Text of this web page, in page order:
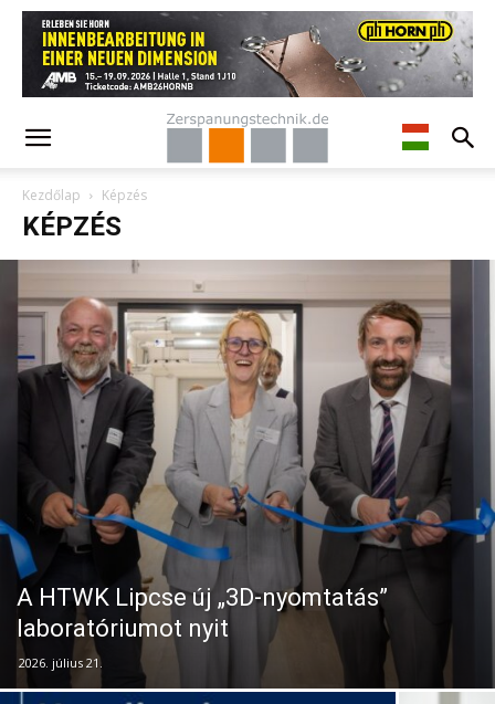
Kezdőlap Képzés
KÉPZÉS
A HTWK Lipcse új „3D-nyomtatás”
laboratóriumot nyit
2026. július 21.